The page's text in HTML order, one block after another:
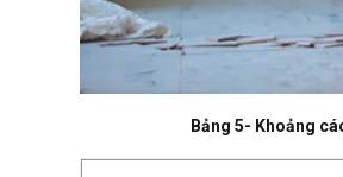
Bảng 5- Khoảng